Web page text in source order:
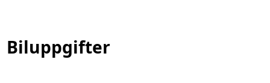
Biluppgifter